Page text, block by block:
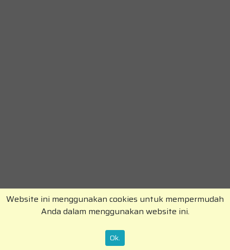
Copyright © RajaKomen.com 2026 All Rights
Reserved.
Website ini menggunakan cookies untuk mempermudah
Anda dalam menggunakan website ini.
Ok.